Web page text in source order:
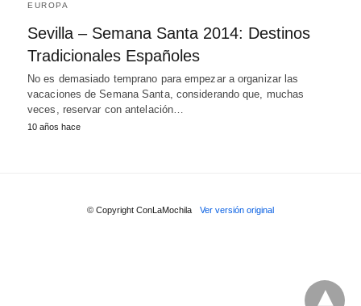
EUROPA
Sevilla – Semana Santa 2014: Destinos
Tradicionales Españoles
No es demasiado temprano para empezar a organizar las
vacaciones de Semana Santa, considerando que, muchas
veces, reservar con antelación…
10 años hace
© Copyright ConLaMochila Ver versión original